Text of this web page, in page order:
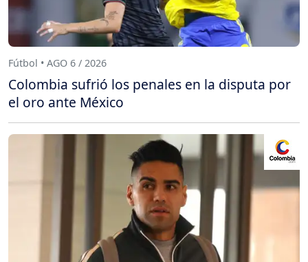
Fútbol • AGO 6 / 2026
Colombia sufrió los penales en la disputa por
el oro ante México